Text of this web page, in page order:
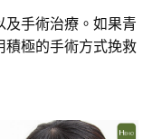
及手術治療。如果青
積極的手術方式挽救